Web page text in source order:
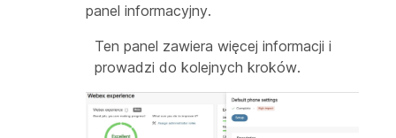
panel informacyjny.
Ten panel zawiera więcej informacji i
prowadzi do kolejnych kroków.